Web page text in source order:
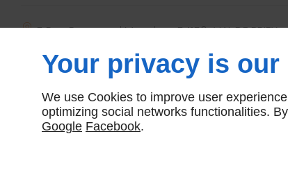
5 Rue Raymond Mondon 54150 VAL DE BRIEY
09 74 56 95 59
Your privacy is
We use Cookies to improve user
optimizing social networks functionalities.
Google Facebook.